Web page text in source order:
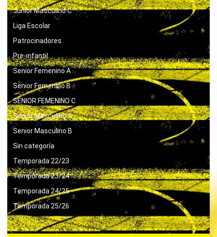
Junior Masculino C
Liga Escolar
Patrocinadores
Pre-infantil
Senior Femenino A
Senior Femenino B
SENIOR FEMENINO C
Senior Masculino A
Senior Masculino B
Sin categoría
Temporada 22/23
Temporada 23/24
Temporada 24/25
Temporada 25/26